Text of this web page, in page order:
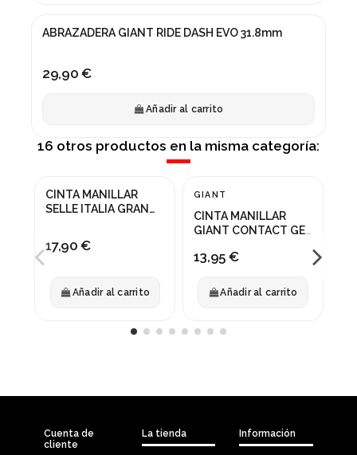
ABRAZADERA GIANT RIDE DASH EVO 31.8mm
29,90 €
Añadir al carrito
16 otros productos en la misma categoría:
CINTA MANILLAR
SELLE ITALIA GRAN
17,90 €
Añadir al carrito
GIANT
CINTA MANILLAR
GIANT CONTACT GEL
13,95 €
Añadir al carrito
Cuenta de
cliente
La tienda Información